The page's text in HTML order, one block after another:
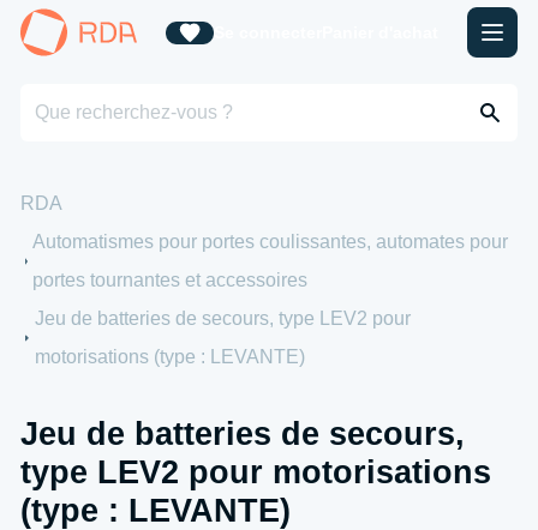
RDA
Automatismes pour portes coulissantes, automates pour
portes tournantes et accessoires
Jeu de batteries de secours, type LEV2 pour
motorisations (type : LEVANTE)
Jeu de batteries de secours,
type LEV2 pour motorisations
(type : LEVANTE)